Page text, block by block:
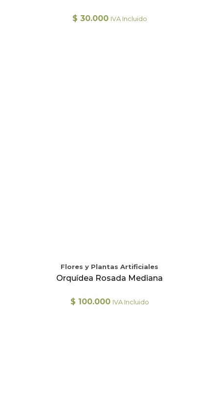
$ 30.000 IVA Incluido
Flores y Plantas Artificiales
Orquídea Rosada Mediana
$ 100.000 IVA Incluido